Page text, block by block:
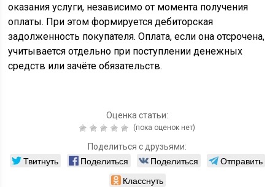
оказания услуги, независимо от момента получения
оплаты. При этом формируется дебиторская
задолженность покупателя. Оплата, если она отсрочена,
учитывается отдельно при поступлении денежных
средств или зачёте обязательств.
Оценка статьи:
(пока оценок нет)
Поделиться с друзьями:
Твитнуть Поделиться Поделиться
Отправить
Класснуть